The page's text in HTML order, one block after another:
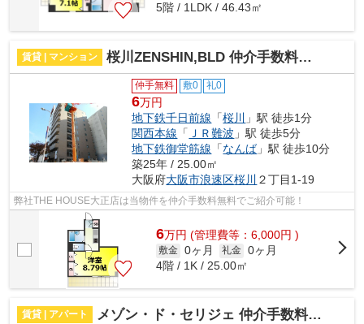
5階 / 1LDK / 46.43㎡
賃貸 | マンション 桜川ZENSHIN,BLD 仲介手数料無料
仲手無料 敷0 礼0
6万円
地下鉄千日前線 「桜川 」駅 徒歩1分
関西本線 「 ＪＲ難波 」駅 徒歩5分
地下鉄御堂筋線 「なんば」駅 徒歩10分
築25年 / 25.00㎡
大阪府大阪市浪速区桜川 ２丁目1-19
弊社THE HOUSE大正店は当物件を仲介手数料無料でご紹介可能！
6万円 (管理費等：6,000円 )
敷金 0ヶ月 礼金 0ヶ月
4階 / 1K / 25.00㎡
賃貸 | アパート メゾン・ド・セリジェ 仲介手数料無料